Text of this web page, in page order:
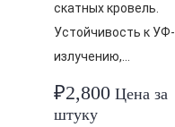
скатных кровель.
Устойчивость к УФ-
излучению,…
₽2,800 Цена за
штуку